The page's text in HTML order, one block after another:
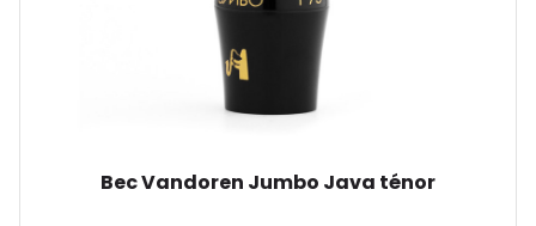
Bec Vandoren Jumbo Java ténor